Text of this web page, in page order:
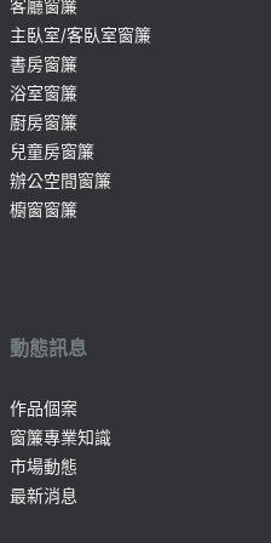
客廳窗簾
主臥室/客臥室窗簾
書房窗簾
浴室窗簾
廚房窗簾
兒童房窗簾
辦公空間窗簾
櫥窗窗簾
動態訊息
作品個案
窗簾專業知識
市場動態
最新消息